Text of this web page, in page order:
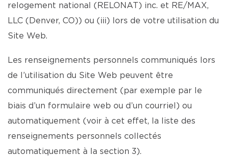
relogement national (RELONAT) inc. et RE/MAX,
LLC (Denver, CO)) ou (iii) lors de votre utilisation du
Site Web.
Les renseignements personnels communiqués lors
de l’utilisation du Site Web peuvent être
communiqués directement (par exemple par le
biais d’un formulaire web ou d’un courriel) ou
automatiquement (voir à cet effet, la liste des
renseignements personnels collectés
automatiquement à la section 3).